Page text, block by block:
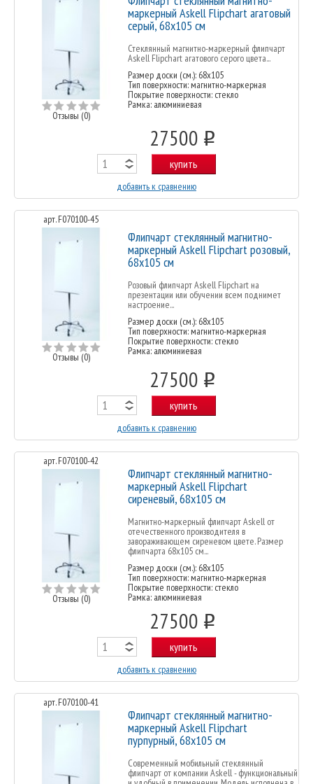
Отзывы (0)
маркерный Askell Flipchart агатовый
серый, 68х105 см
Стеклянный магнитно-маркерный флипчарт
Askell Flipchart агатового серого цвета...
Размер доски (см.): 68x105
Тип поверхности: магнитно-маркерная
Покрытие поверхности: стекло
Рамка: алюминиевая
27500 o
купить
добавить к сравнению
арт. F070100-45
Отзывы (0)
Флипчарт стеклянный магнитно-
маркерный Askell Flipchart розовый,
68х105 см
Розовый флипчарт Askell Flipchart на
презентации или обучении всем поднимет
настроение...
Размер доски (см.): 68x105
Тип поверхности: магнитно-маркерная
Покрытие поверхности: стекло
Рамка: алюминиевая
27500 o
купить
добавить к сравнению
арт. F070100-42
Отзывы (0)
Флипчарт стеклянный магнитно-
маркерный Askell Flipchart
сиреневый, 68х105 см
Магнитно-маркерный флипчарт Askell от
отечественного производителя в
завораживающем сиреневом цвете. Размер
флипчарта 68х105 см...
Размер доски (см.): 68x105
Тип поверхности: магнитно-маркерная
Покрытие поверхности: стекло
Рамка: алюминиевая
27500 o
купить
добавить к сравнению
арт. F070100-41
Флипчарт стеклянный магнитно-
маркерный Askell Flipchart
пурпурный, 68х105 см
Современный мобильный стеклянный
флипчарт от компании Askell - функциональный